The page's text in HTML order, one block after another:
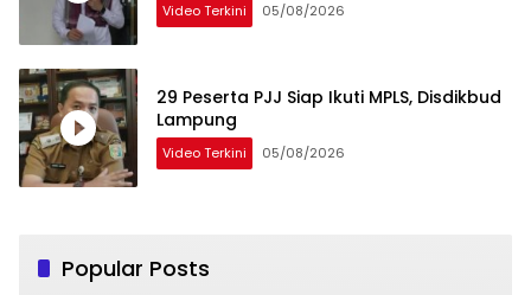
Video Terkini 05/08/2026
29 Peserta PJJ Siap Ikuti MPLS, Disdikbud
Lampung
Video Terkini 05/08/2026
Popular Posts